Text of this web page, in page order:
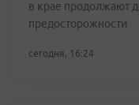
в крае продолжают
предосторожности
сегодня, 16:24